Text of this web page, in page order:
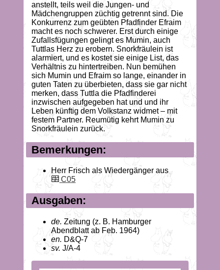
anstellt, teils weil die Jungen- und
Mädchengruppen züchtig getrennt sind. Die
Konkurrenz zum geübten Pfadfinder Efraim
macht es noch schwerer. Erst durch einige
Zufallsfügungen gelingt es Mumin, auch
Tuttlas Herz zu erobern. Snorkfräulein ist
alarmiert, und es kostet sie einige List, das
Verhältnis zu hintertreiben. Nun bemühen
sich Mumin und Efraim so lange, einander in
guten Taten zu überbieten, dass sie gar nicht
merken, dass Tuttla die Pfadfinderei
inzwischen aufgegeben hat und und ihr
Leben künftig dem Volkstanz widmet – mit
festem Partner. Reumütig kehrt Mumin zu
Snorkfräulein zurück.
Bemerkungen:
Herr Frisch als Wiedergänger aus
C05
Ausgaben:
de. Zeitung (z. B. Hamburger
Abendblatt ab Feb. 1964)
en. D&Q-7
sv. J/A-4